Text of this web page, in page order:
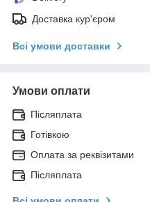
Доставка кур'єром
Всі умови доставки
Умови оплати
Післяплата
Готівкою
Оплата за реквізитами
Післяплата